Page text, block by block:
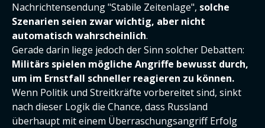
Nachrichtensendung "Stabile Zeitenlage", solche
Szenarien seien zwar wichtig, aber nicht
automatisch wahrscheinlich.
Gerade darin liege jedoch der Sinn solcher Debatten:
Militärs spielen mögliche Angriffe bewusst durch,
um im Ernstfall schneller reagieren zu können.
Wenn Politik und Streitkräfte vorbereitet sind, sinkt
nach dieser Logik die Chance, dass Russland
überhaupt mit einem Überraschungsangriff Erfolg